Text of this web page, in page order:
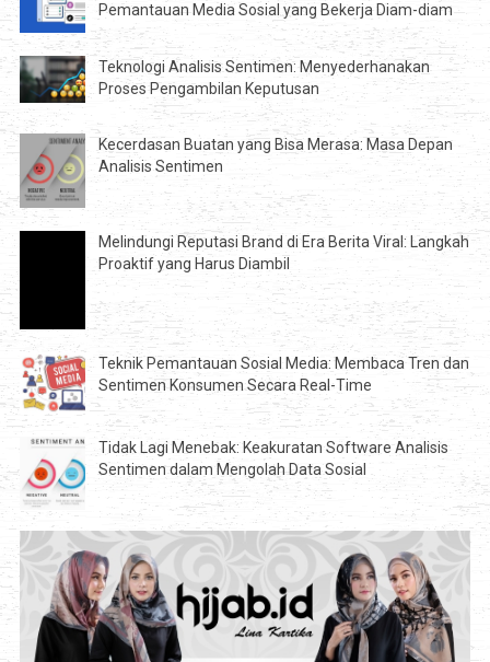
Pemantauan Media Sosial yang Bekerja Diam-diam
Teknologi Analisis Sentimen: Menyederhanakan
Proses Pengambilan Keputusan
Kecerdasan Buatan yang Bisa Merasa: Masa Depan
Analisis Sentimen
Melindungi Reputasi Brand di Era Berita Viral: Langkah
Proaktif yang Harus Diambil
Teknik Pemantauan Sosial Media: Membaca Tren dan
Sentimen Konsumen Secara Real-Time
Tidak Lagi Menebak: Keakuratan Software Analisis
Sentimen dalam Mengolah Data Sosial